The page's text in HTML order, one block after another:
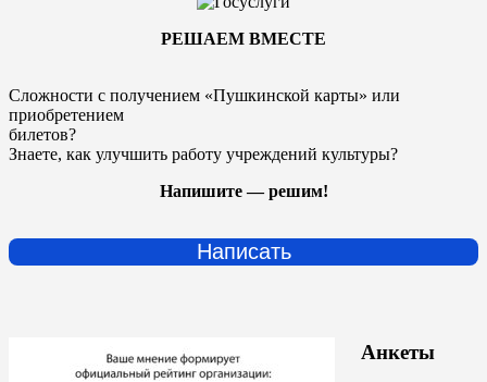
РЕШАЕМ ВМЕСТЕ
Сложности с получением «Пушкинской карты» или
приобретением
билетов?
Знаете, как улучшить работу учреждений культуры?
Напишите — решим!
Написать
Анкеты